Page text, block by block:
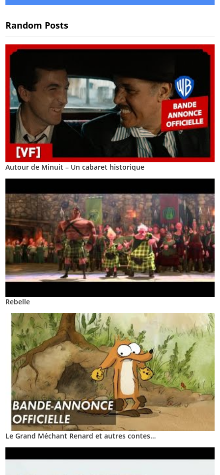
Random Posts
Autour de Minuit – Un cabaret historique
Rebelle
Le Grand Méchant Renard et autres contes…